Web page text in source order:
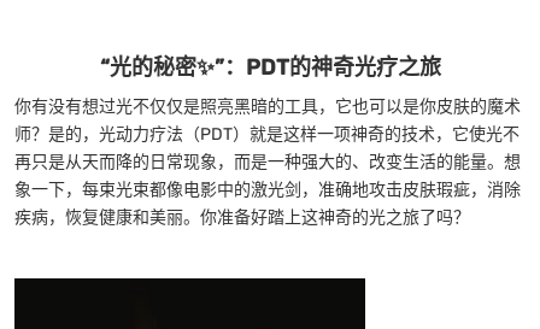
“光的秘密✨”：PDT的神奇光疗之旅
你有没有想过光不仅仅是照亮黑暗的工具，它也可以是你皮肤的魔术
师？是的，光动力疗法（PDT）就是这样一项神奇的技术，它使光不
再只是从天而降的日常现象，而是一种强大的、改变生活的能量。想
象一下，每束光束都像电影中的激光剑，准确地攻击皮肤瑕疵，消除
疾病，恢复健康和美丽。你准备好踏上这神奇的光之旅了吗？